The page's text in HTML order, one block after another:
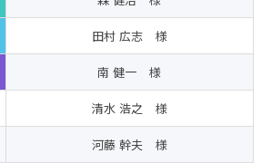
田村 広志 様
南 健一 様
清水 浩之 様
河藤 幹夫 様